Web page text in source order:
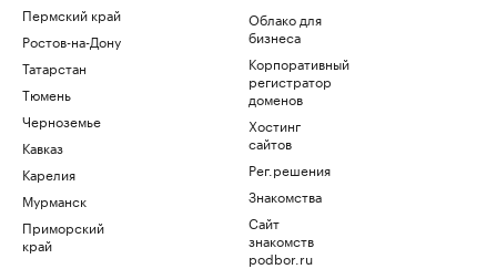
Пермский край
Ростов-на-Дону
Татарстан
Тюмень
Черноземье
Кавказ
Карелия
Мурманск
Приморский
край
Облако для
бизнеса
Корпоративный
регистратор
доменов
Хостинг
сайтов
Рег.решения
Знакомства
Сайт
знакомств
podbor.ru